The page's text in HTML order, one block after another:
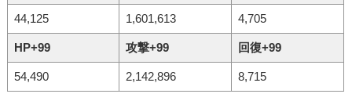
44,125 1,601,613 4,705
HP+99 攻撃+99 回復+99
54,490 2,142,896 8,715